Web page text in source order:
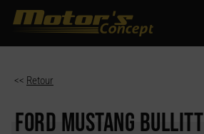
<< Retour
FORD MUSTANG BULLITT